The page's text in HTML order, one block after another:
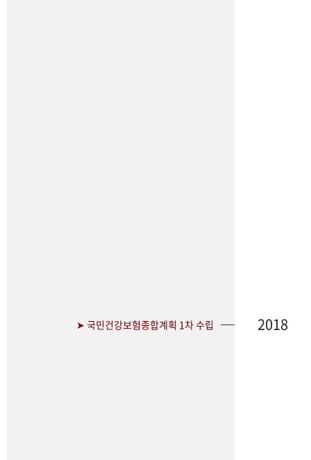
➤ 국민건강보험종합계획 1차 수립 2018